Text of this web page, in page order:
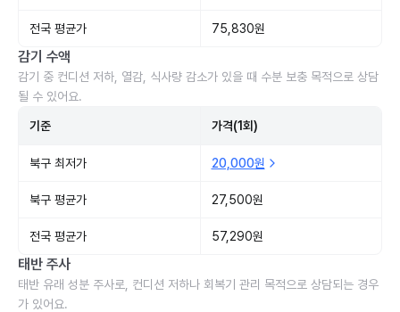
전국 평균가 75,830원
감기 수액
감기 중 컨디션 저하, 열감, 식사량 감소가 있을 때 수분 보충 목적으로 상담
될 수 있어요.
기준 가격(1회)
북구 최저가 20,000원
북구 평균가 27,500원
전국 평균가 57,290원
태반 주사
태반 유래 성분 주사로, 컨디션 저하나 회복기 관리 목적으로 상담되는 경우
가 있어요.